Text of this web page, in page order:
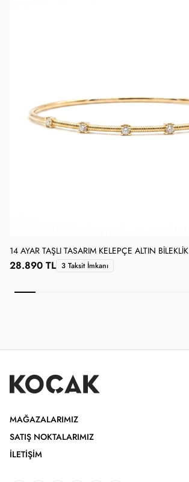
14 AYAR TAŞLI TASARIM KELEPÇE ALTIN BILEKLIK
28.890 TL 3 Taksit İmkanı
MAĞAZALARIMIZ
SATIŞ NOKTALARIMIZ
İLETIŞIM